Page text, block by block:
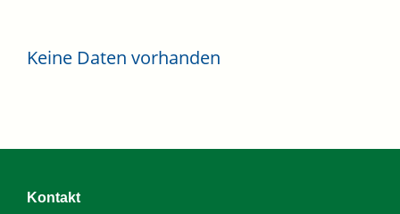
Keine Daten vorhanden
Kontakt